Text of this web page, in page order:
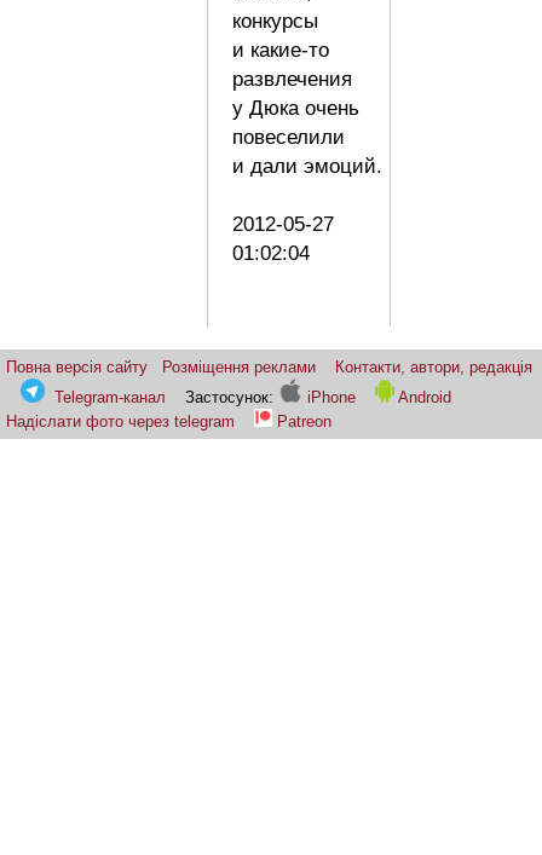
конкурсы
и какие-то
развлечения
у Дюка очень
повеселили
и дали эмоций.
2012-05-27
01:02:04
Повна версія сайту Розміщення реклами
Контакти, автори, редакція
Telegram-канал
Застосунок: iPhone
Android
Надіслати фото через telegram
Patreon